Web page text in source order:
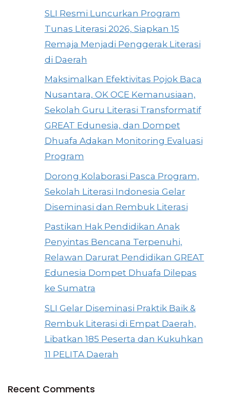
SLI Resmi Luncurkan Program
Tunas Literasi 2026, Siapkan 15
Remaja Menjadi Penggerak Literasi
di Daerah
Maksimalkan Efektivitas Pojok Baca
Nusantara, OK OCE Kemanusiaan,
Sekolah Guru Literasi Transformatif
GREAT Edunesia, dan Dompet
Dhuafa Adakan Monitoring Evaluasi
Program
Dorong Kolaborasi Pasca Program,
Sekolah Literasi Indonesia Gelar
Diseminasi dan Rembuk Literasi
Pastikan Hak Pendidikan Anak
Penyintas Bencana Terpenuhi,
Relawan Darurat Pendidikan GREAT
Edunesia Dompet Dhuafa Dilepas
ke Sumatra
SLI Gelar Diseminasi Praktik Baik &
Rembuk Literasi di Empat Daerah,
Libatkan 185 Peserta dan Kukuhkan
11 PELITA Daerah
Recent Comments